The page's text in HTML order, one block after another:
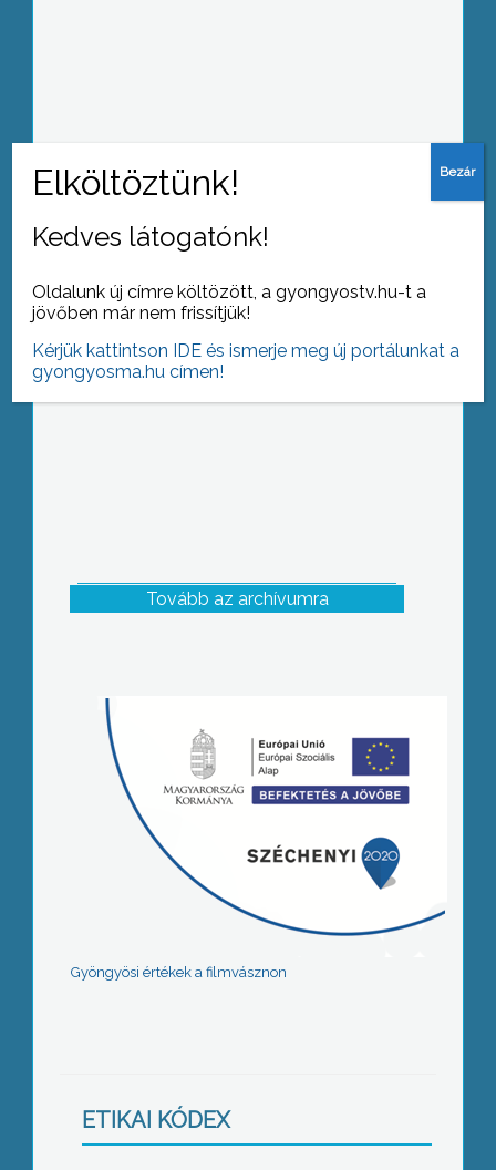
Tovább az archívumra
Gyöngyösi értékek a filmvásznon
ETIKAI KÓDEX
Kedves látogatónk!
Oldalunk új címre költözött, a gyongyostv.hu-t a
jövőben már nem frissítjük!
Kérjük kattintson IDE és ismerje meg új portálunkat a
gyongyosma.hu címen!